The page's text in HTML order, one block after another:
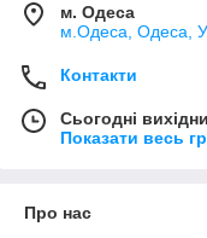
м. Одеса
м.Одеса, Одеса,
Контакти
Сьогодні
Показати весь
Про нас